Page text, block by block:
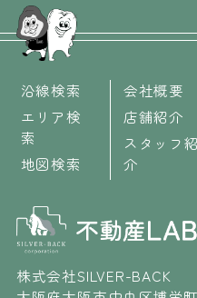
沿線検索
エリア検
索
地図検索
会社概要
店舗紹介
スタッフ紹
介
株式会社SILVER-BACK